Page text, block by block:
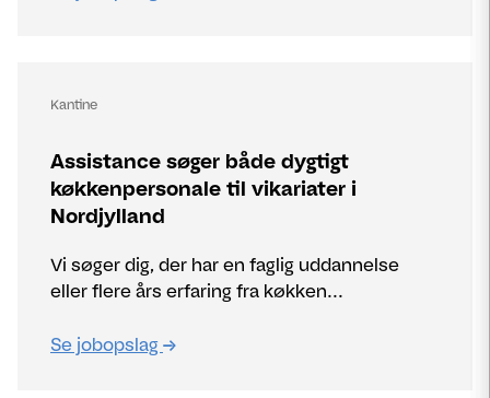
Kantine
Assistance søger både dygtigt
køkkenpersonale til vikariater i
Nordjylland
Vi søger dig, der har en faglig uddannelse
eller flere års erfaring fra køkken...
Se jobopslag